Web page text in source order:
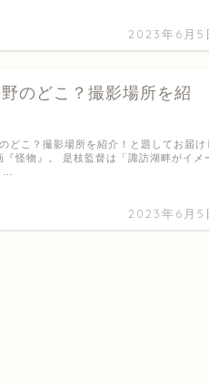
2023年6月5
のどこ？撮影場所を紹
2023年6月5
どこ？撮影場所を紹介！と題してお届け
怪物』。 是枝監督は「諏訪湖畔がイメ
…